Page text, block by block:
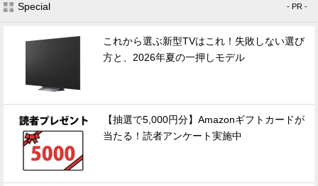
Special - PR -
これから選ぶ新型TVはこれ！失敗しない選び
方と、2026年夏の一押しモデル
【抽選で5,000円分】Amazonギフトカードが
当たる！読者アンケート実施中